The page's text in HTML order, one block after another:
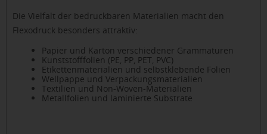
Die Vielfalt der bedruckbaren Materialien macht den
Flexodruck besonders attraktiv:
Papier und Karton verschiedener Grammaturen
Kunststofffolien (PE, PP, PET, PVC)
Etikettenmaterialien und selbstklebende Folien
Wellpappe und Verpackungsmaterialien
Textilien und Non-Woven-Materialien
Metallfolien und laminierte Substrate